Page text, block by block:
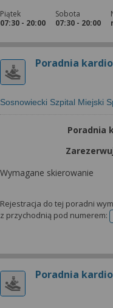
Piątek
07:30 - 20:00
Sobota
07:30 - 20:00
Poradnia
Sosnowiecki Szpital Miejski
Poradnia
Wymagane skierowanie
Rejestracja do tej poradni
z przychodnią pod numerem:
Poradnia